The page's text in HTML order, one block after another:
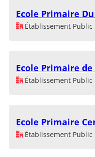
Ecole Primaire
Établissement Public
Ecole Primaire de
Établissement Public
Ecole Primaire
Établissement Public